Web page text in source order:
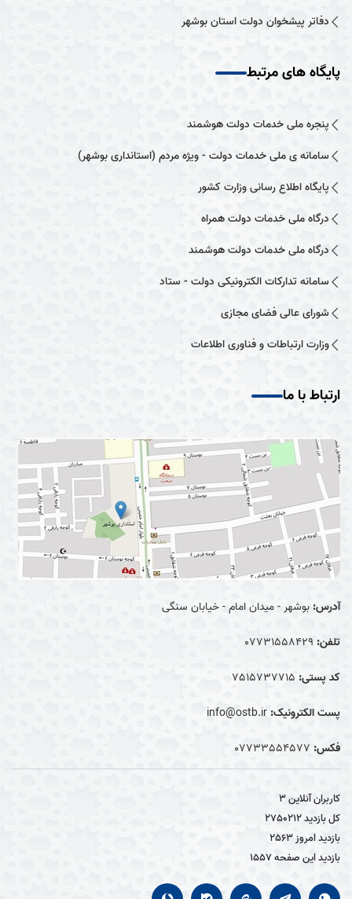
دفاتر پیشخوان دولت استان بوشهر
پایگاه های مرتبط
پنجره ملی خدمات دولت هوشمند
سامانه ی ملی خدمات دولت - ویژه مردم (استانداری بوشهر)
پایگاه اطلاع رسانی وزارت کشور
درگاه ملی خدمات دولت همراه
درگاه ملی خدمات دولت هوشمند
سامانه تدارکات الکترونیکی دولت - ستاد
شورای عالی فضای مجازی
وزارت ارتباطات و فناوری اطلاعات
ارتباط با ما
آدرس: بوشهر - میدان امام - خیابان سنگی
تلفن: 07731558429
کد پستی: 7515737715
پست الکترونیک: info@ostb.ir
فکس: 07733554577
کاربران آنلاین3
کل بازدید2750212
بازدید امروز2563
بازدید این صفحه1557